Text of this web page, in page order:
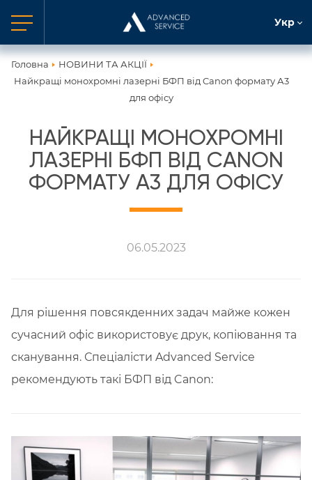
Укр
Головна
НОВИНИ ТА АКЦІЇ
Найкращі монохромні лазерні БФП від Canon формату А3
для офісу
НАЙКРАЩІ МОНОХРОМНІ
ЛАЗЕРНІ БФП ВІД CANON
ФОРМАТУ А3 ДЛЯ ОФІСУ
06.05.2023
Для рішення повсякденних задач майже кожен
сучасний офіс використовує друк, копіювання та
сканування. Спеціалісти Advanced Service
рекомендують такі БФП від Canon: